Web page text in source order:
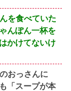
を食べていた
んぽん一杯を
かけてないけ
おっさんに
「スープが本